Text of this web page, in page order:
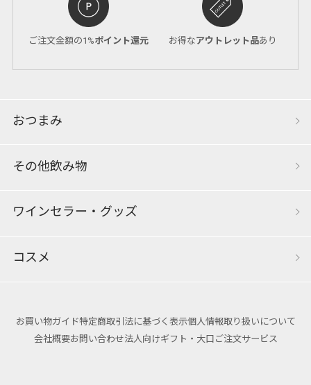
ご注文金額の1%ポイント還元 お得なアウトレット品あり
おつまみ
その他飲み物
ワインセラー・グッズ
コスメ
お買い物ガイド特定商取引法に基づく表示個人情報取り扱いについて
会社概要お問い合わせ法人向けギフト・大口ご注文サービス